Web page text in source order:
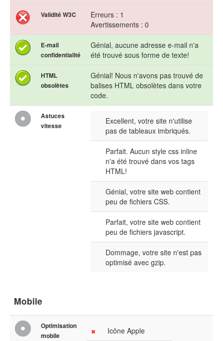
Validité W3C
Erreurs : 1
Avertissements : 0
E-mail
confidentialité
Génial, aucune adresse e-mail n'a
été trouvé sous forme de texte!
HTML
obsolètes
Génial! Nous n'avons pas trouvé de
balises HTML obsolètes dans votre
code.
Astuces
vitesse
Excellent, votre site n'utilise
pas de tableaux imbriqués.
Parfait. Aucun style css inline
n'a été trouvé dans vos tags
HTML!
Génial, votre site web contient
peu de fichiers CSS.
Parfait, votre site web contient
peu de fichiers javascript.
Dommage, votre site n'est pas
optimisé avec gzip.
Mobile
Optimisation
mobile
Icône Apple